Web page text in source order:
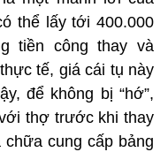
thể lấy tới 400.000
tiền công thay và
tế, giá cái tụ này
để không bị “hớ”,
thợ trước khi thay
cung cấp bảng